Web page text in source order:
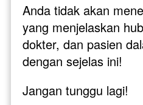
Anda tidak akan
yang menjelaskan
dokter, dan pasien
dengan sejelas ini!
Jangan tunggu lagi!